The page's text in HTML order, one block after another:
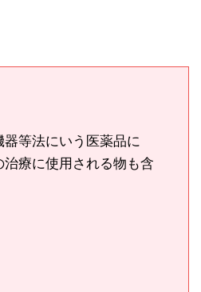
等法にいう医薬品に
療に使用される物も含